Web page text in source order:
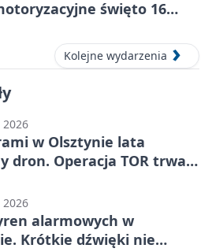
święto 16
Kolejne wydarzenia
w Olsztynie lata
dron. Operacja TOR trwa
alarmowych w
Krótkie dźwięki nie